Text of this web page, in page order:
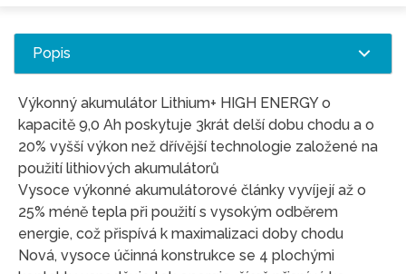
Popis
Výkonný akumulátor Lithium+ HIGH ENERGY o
kapacitě 9,0 Ah poskytuje 3krát delší dobu chodu a o
20% vyšší výkon než dřívější technologie založené na
použití lithiových akumulátorů
Vysoce výkonné akumulátorové články vyvíjejí až o
25% méně tepla při použití s vysokým odběrem
energie, což přispívá k maximalizaci doby chodu
Nová, vysoce účinná konstrukce se 4 plochými